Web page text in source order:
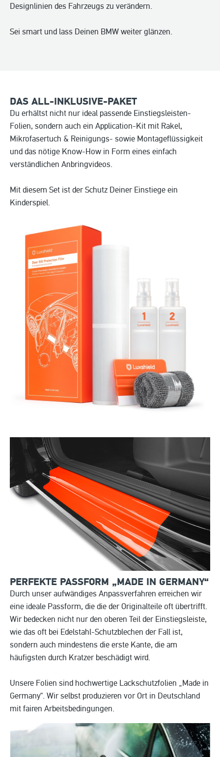
Designlinien des Fahrzeugs zu verändern.
Sei smart und lass Deinen BMW weiter glänzen.
DAS ALL-INKLUSIVE-PAKET
Du erhältst nicht nur ideal passende Einstiegsleisten-
Folien, sondern auch ein Application-Kit mit Rakel,
Mikrofasertuch & Reinigungs- sowie Montageflüssigkeit
und das nötige Know-How in Form eines einfach
verständlichen Anbringvideos.
Mit diesem Set ist der Schutz Deiner Einstiege ein
Kinderspiel.
PERFEKTE PASSFORM „MADE IN GERMANY“
Durch unser aufwändiges Anpassverfahren erreichen wir
eine ideale Passform, die die der Originalteile oft übertrifft.
Wir bedecken nicht nur den oberen Teil der Einstiegsleiste,
wie das oft bei Edelstahl-Schutzblechen der Fall ist,
sondern auch mindestens die erste Kante, die am
häufigsten durch Kratzer beschädigt wird.
Unsere Folien sind hochwertige Lackschutzfolien „Made in
Germany“. Wir selbst produzieren vor Ort in Deutschland
mit fairen Arbeitsbedingungen.